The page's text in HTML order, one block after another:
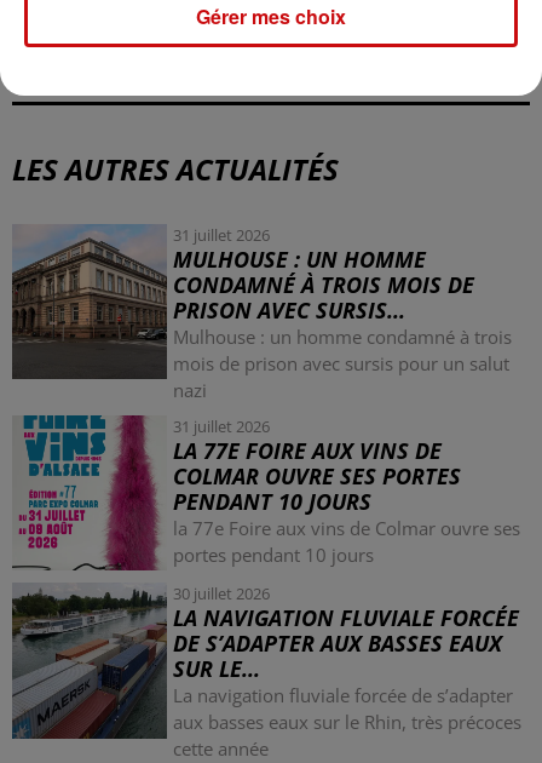
LES AUTRES ACTUALITÉS
31 juillet 2026
MULHOUSE : UN HOMME
CONDAMNÉ À TROIS MOIS DE
PRISON AVEC SURSIS...
Mulhouse : un homme condamné à trois
mois de prison avec sursis pour un salut
nazi
31 juillet 2026
LA 77E FOIRE AUX VINS DE
COLMAR OUVRE SES PORTES
PENDANT 10 JOURS
la 77e Foire aux vins de Colmar ouvre ses
portes pendant 10 jours
30 juillet 2026
LA NAVIGATION FLUVIALE FORCÉE
DE S’ADAPTER AUX BASSES EAUX
SUR LE...
La navigation fluviale forcée de s’adapter
aux basses eaux sur le Rhin, très précoces
cette année
Gérer mes choix